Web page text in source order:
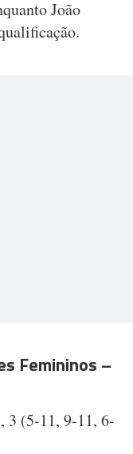
João
Femininos –
3 (5-11, 9-11, 6-